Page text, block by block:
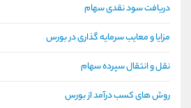
دریافت سود نقدی سهام
مزایا و معایب سرمایه گذاری در بورس
نقل و انتقال سپرده سهام
روش های کسب درآمد از بورس